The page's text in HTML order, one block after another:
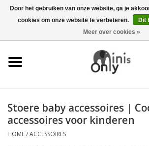
Kleding
Accessoires
KERST CADEAUTJES
Stoere baby accessoires |
accessoires voor kinderen
HOME/ACCESSOIRES
Door het gebruiken van onze website, ga je
cookies om onze website te verbeteren.
Dit
Meer over cookies »